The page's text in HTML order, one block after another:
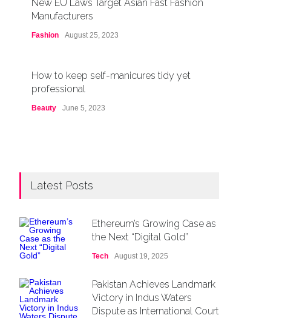
New EU Laws Target Asian Fast Fashion
Manufacturers
Fashion August 25, 2023
How to keep self-manicures tidy yet
professional
Beauty June 5, 2023
Latest Posts
Ethereum’s Growing Case as
the Next “Digital Gold”
Tech August 19, 2025
Pakistan Achieves Landmark
Victory in Indus Waters
Dispute as International Court